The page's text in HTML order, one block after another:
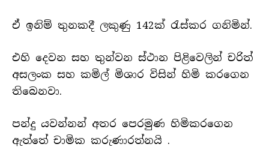
ඒ ඉනිම් තුනකදී ලකුණු 142ක් රැස්කර ගනිමින්.
එහි දෙවන සහ තුන්වන ස්ථාන පිළිවෙලින් චරිත්
අසලංක සහ කමිල් මිශාර විසින් හිමි කරගෙන
තිබෙනවා.
පන්දු යවන්නන් අතර පෙරමුණ හිමිකරගෙන
ඇත්තේ චාමික කරුණාරත්නයි .